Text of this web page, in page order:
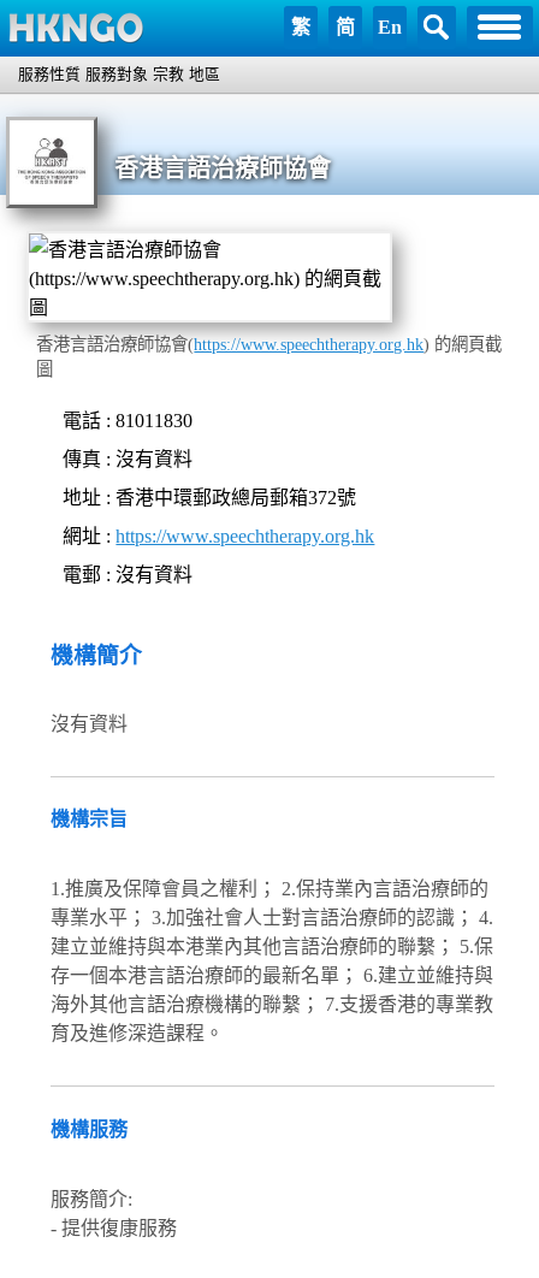
繁 简 En
服務性質 服務對象 宗教 地區
香港言語治療師協會
香港言語治療師協會(https://www.speechtherapy.org.hk) 的網頁截
圖
電話 : 81011830
傳真 : 沒有資料
地址 : 香港中環郵政總局郵箱372號
網址 :https://www.speechtherapy.org.hk
電郵 : 沒有資料
機構簡介
沒有資料
機構宗旨
1.推廣及保障會員之權利； 2.保持業內言語治療師的
專業水平； 3.加強社會人士對言語治療師的認識； 4.
建立並維持與本港業內其他言語治療師的聯繫； 5.保
存一個本港言語治療師的最新名單； 6.建立並維持與
海外其他言語治療機構的聯繫； 7.支援香港的專業教
育及進修深造課程。
機構服務
服務簡介:
- 提供復康服務